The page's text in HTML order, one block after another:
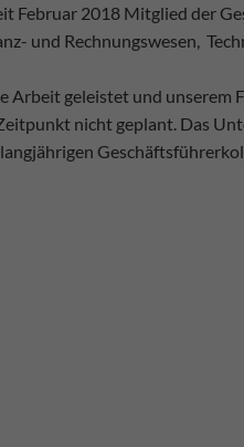
Februar 2018 Mitglied der
und Rechnungswesen,
geleistet und unserem
nicht geplant. Das